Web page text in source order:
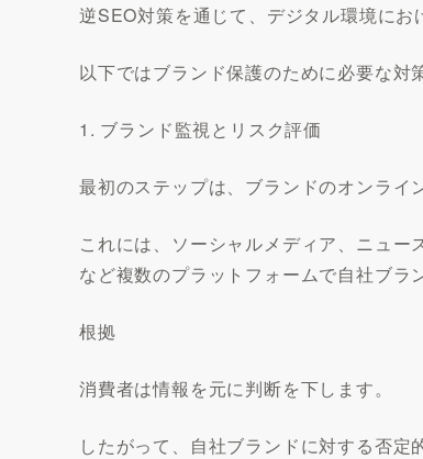
逆SEO対策を通じて、デジタル環境に
以下ではブランド保護のために必要な対
1. ブランド監視とリスク評価
最初のステップは、ブランドのオンライ
これには、ソーシャルメディア、ニュー
など複数のプラットフォームで自社ブラ
根拠
消費者は情報を元に判断を下します。
したがって、自社ブランドに対する否